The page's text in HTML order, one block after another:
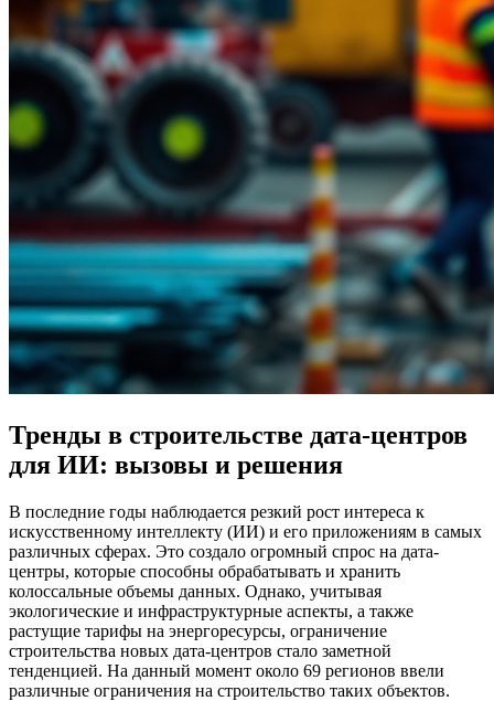
Тренды в строительстве дата-центров
для ИИ: вызовы и решения
В последние годы наблюдается резкий рост интереса к
искусственному интеллекту (ИИ) и его приложениям в самых
различных сферах. Это создало огромный спрос на дата-
центры, которые способны обрабатывать и хранить
колоссальные объемы данных. Однако, учитывая
экологические и инфраструктурные аспекты, а также
растущие тарифы на энергоресурсы, ограничение
строительства новых дата-центров стало заметной
тенденцией. На данный момент около 69 регионов ввели
различные ограничения на строительство таких объектов.